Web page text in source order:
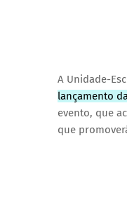
A Unidade-
lançamento
evento, que
que